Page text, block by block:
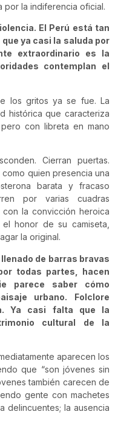
por la indiferencia oficial.
El Perú está tan
ya casi la saluda por
extraordinario es la
contemplan el
los gritos ya se fue. La
histórica que caracteriza
con libreta en mano
Cierran puertas.
quien presencia una
barata y fracaso
por varias cuadras
la convicción heroica
honor de su camiseta,
la original.
de barras bravas
todas partes, hacen
parece saber cómo
urbano. Folclore
Ya casi falta que la
cultural de la
aparecen los
que “son jóvenes sin
también carecen de
gente con machetes
delincuentes; la ausencia